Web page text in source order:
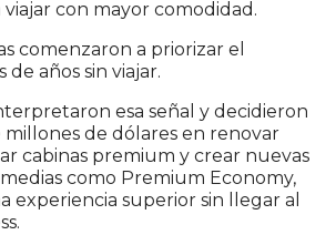
viajar con mayor comodidad.
comenzaron a priorizar el
años sin viajar.
esa señal y decidieron
de dólares en renovar
cabinas premium y crear nuevas
como Premium Economy,
experiencia superior sin llegar al